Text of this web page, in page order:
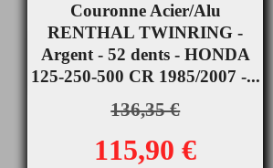
Couronne Acier/Alu
RENTHAL TWINRING -
Argent - 52 dents - HONDA
125-250-500 CR 1985/2007 -...
136,35 €
115,90 €
Aperçu rapide